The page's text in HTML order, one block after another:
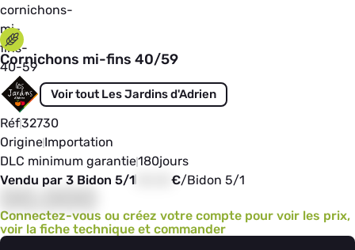
Cornichons mi-fins 40/59
Voir tout Les Jardins d'Adrien
Réf32730
OrigineImportation
DLC minimum garantie180jours
Vendu par 3 Bidon 5/1
€/Bidon 5/1
Connectez-vous ou créez votre compte pour voir les prix,
voir la fiche technique et commander